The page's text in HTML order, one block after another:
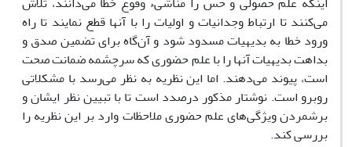
می‌کنند تا ارتباط وجدانیات و اولیات را با آنها قطع نمایند تا راه
ورود خطا به بدیهیات مسدود شود و آن‌گاه برای تضمین صدق و
بداهت بدیهیات آنها را با علم حضوری که سرچشمه ضمانت صحت
است، پیوند می‌دهند. اما این نظریه به نظر می‌رسد با مشکلاتی
روبرو است. نوشتار مذکور درصدد است تا با تبیین نظر ایشان و
برشمردن ویژگی‌های علم حضوری ملاحظات وارد بر این نظریه را
بررسی کند.